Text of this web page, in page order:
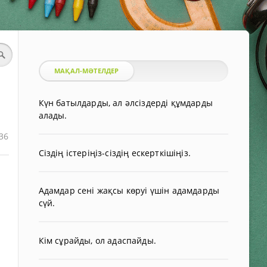
МАҚАЛ-МӘТЕЛДЕР
Күн батылдарды, ал әлсіздерді құмдарды
алады.
Сіздің істеріңіз-сіздің ескерткішіңіз.
Адамдар сені жақсы көруі үшін адамдарды
сүй.
Кім сұрайды, ол адаспайды.